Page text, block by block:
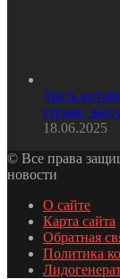
Треть
стране,
18.06.2025
© Все права
новости
О сайте
Карта сайта
Обратная
Политика